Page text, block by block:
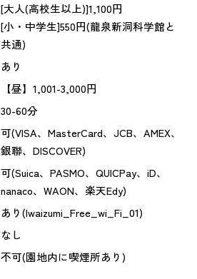
[大人(高校生以上)]1,100円
[小・中学生]550円(龍泉新洞科学館と
共通)
あり
【昼】1,001-3,000円
30-60分
可(VISA、MasterCard、JCB、AMEX、
銀聯、DISCOVER)
可(Suica、PASMO、QUICPay、iD、
nanaco、WAON、楽天Edy)
あり(Iwaizumi_Free_wi_Fi_01)
なし
不可(園地内に喫煙所あり)